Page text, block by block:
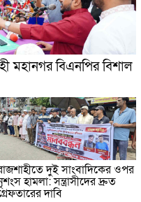
মহানগর বিএনপির বিশাল
দুই সাংবাদিকের ওপর
হামলা: সন্ত্রাসীদের দ্রুত
দাবি